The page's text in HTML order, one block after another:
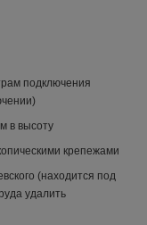
подключения
в высоту
крепежами
(находится под
удалить